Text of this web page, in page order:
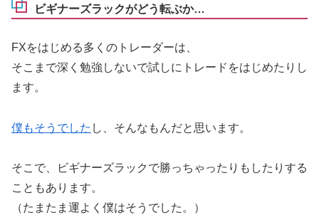
ビギナーズラックがどう転ぶか…
FXをはじめる多くのトレーダーは、
そこまで深く勉強しないで試しにトレードをはじめたりし
ます。
僕もそうでした し、そんなもんだと思います。
そこで、ビギナーズラックで勝っちゃったりもしたりする
こともあります。
（たまたま運よく僕はそうでした。）